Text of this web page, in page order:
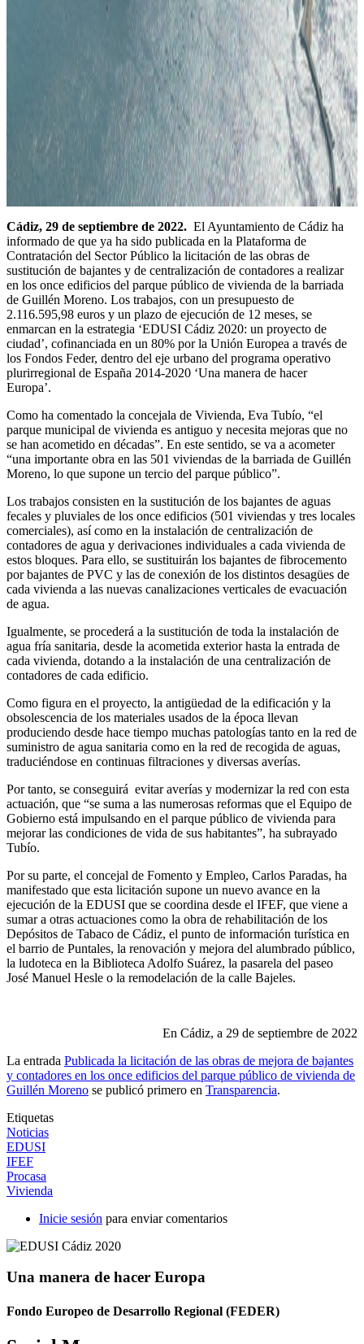
Cádiz, 29 de septiembre de 2022. El Ayuntamiento de Cádiz ha
informado de que ya ha sido publicada en la Plataforma de
Contratación del Sector Público la licitación de las obras de
sustitución de bajantes y de centralización de contadores a realizar
en los once edificios del parque público de vivienda de la barriada
de Guillén Moreno. Los trabajos, con un presupuesto de
2.116.595,98 euros y un plazo de ejecución de 12 meses, se
enmarcan en la estrategia ‘EDUSI Cádiz 2020: un proyecto de
ciudad’, cofinanciada en un 80% por la Unión Europea a través de
los Fondos Feder, dentro del eje urbano del programa operativo
plurirregional de España 2014-2020 ‘Una manera de hacer
Europa’.
Como ha comentado la concejala de Vivienda, Eva Tubío, “el
parque municipal de vivienda es antiguo y necesita mejoras que no
se han acometido en décadas”. En este sentido, se va a acometer
“una importante obra en las 501 viviendas de la barriada de Guillén
Moreno, lo que supone un tercio del parque público”.
Los trabajos consisten en la sustitución de los bajantes de aguas
fecales y pluviales de los once edificios (501 viviendas y tres locales
comerciales), así como en la instalación de centralización de
contadores de agua y derivaciones individuales a cada vivienda de
estos bloques. Para ello, se sustituirán los bajantes de fibrocemento
por bajantes de PVC y las de conexión de los distintos desagües de
cada vivienda a las nuevas canalizaciones verticales de evacuación
de agua.
Igualmente, se procederá a la sustitución de toda la instalación de
agua fría sanitaria, desde la acometida exterior hasta la entrada de
cada vivienda, dotando a la instalación de una centralización de
contadores de cada edificio.
Como figura en el proyecto, la antigüedad de la edificación y la
obsolescencia de los materiales usados de la época llevan
produciendo desde hace tiempo muchas patologías tanto en la red de
suministro de agua sanitaria como en la red de recogida de aguas,
traduciéndose en continuas filtraciones y diversas averías.
Por tanto, se conseguirá evitar averías y modernizar la red con esta
actuación, que “se suma a las numerosas reformas que el Equipo de
Gobierno está impulsando en el parque público de vivienda para
mejorar las condiciones de vida de sus habitantes”, ha subrayado
Tubío.
Por su parte, el concejal de Fomento y Empleo, Carlos Paradas, ha
manifestado que esta licitación supone un nuevo avance en la
ejecución de la EDUSI que se coordina desde el IFEF, que viene a
sumar a otras actuaciones como la obra de rehabilitación de los
Depósitos de Tabaco de Cádiz, el punto de información turística en
el barrio de Puntales, la renovación y mejora del alumbrado público,
la ludoteca en la Biblioteca Adolfo Suárez, la pasarela del paseo
José Manuel Hesle o la remodelación de la calle Bajeles.
En Cádiz, a 29 de septiembre de 2022
La entrada Publicada la licitación de las obras de mejora de bajantes
y contadores en los once edificios del parque público de vivienda de
Guillén Moreno se publicó primero en Transparencia.
Etiquetas
Noticias
EDUSI
IFEF
Procasa
Vivienda
Inicie sesión para enviar comentarios
Una manera de hacer Europa
Fondo Europeo de Desarrollo Regional (FEDER)